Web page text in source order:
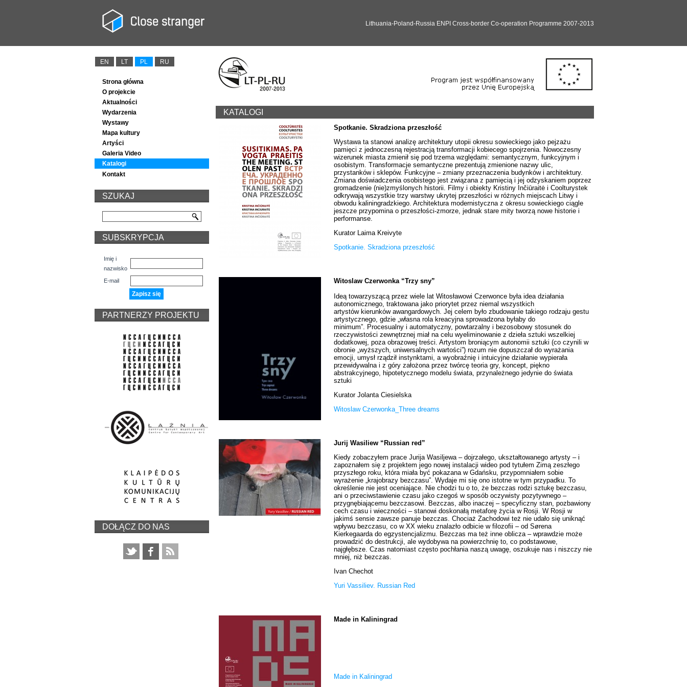
Lithuania-Poland-Russia ENPI Cross-border Co-operation Programme 2007-2013
EN LT PL RU
Strona główna
O projekcie
Aktualności
Wydarzenia
Wystawy
Mapa kultury
Artyści
Galeria Video
Katalogi
Kontakt
SZUKAJ
SUBSKRYPCJA
Imię i
nazwisko
E-mail
PARTNERZY PROJEKTU
DOŁĄCZ DO NAS
KATALOGI
Spotkanie. Skradziona przeszłość
Wystawa ta stanowi analizę architektury utopii okresu sowieckiego jako pejzażu
pamięci z jednoczesną rejestracją transformacji kobiecego spojrzenia. Nowoczesny
wizerunek miasta zmienił się pod trzema względami: semantycznym, funkcyjnym i
osobistym. Transformacje semantyczne prezentują zmienione nazwy ulic,
przystanków i sklepów. Funkcyjne – zmiany przeznaczenia budynków i architektury.
Zmiana doświadczenia osobistego jest związana z pamięcią i jej odzyskaniem poprzez
gromadzenie (nie)zmyślonych historii. Filmy i obiekty Kristiny Inčiūraitė i Coolturystek
odkrywają wszystkie trzy warstwy ukrytej przeszłości w różnych miejscach Litwy i
obwodu kaliningradzkiego. Architektura modernistyczna z okresu sowieckiego ciągle
jeszcze przypomina o przeszłości-zmorze, jednak stare mity tworzą nowe historie i
performanse.
Kurator Laima Kreivyte
Spotkanie. Skradziona przeszłość
Witoslaw Czerwonka “Trzy sny”
Ideą towarzyszącą przez wiele lat Witosławowi Czerwonce była idea działania
autonomicznego, traktowana jako priorytet przez niemal wszystkich
artystów kierunków awangardowych. Jej celem było zbudowanie takiego rodzaju gestu
artystycznego, gdzie „własna rola kreacyjna sprowadzona byłaby do
minimum”. Procesualny i automatyczny, powtarzalny i bezosobowy stosunek do
rzeczywistości zewnętrznej miał na celu wyeliminowanie z dzieła sztuki wszelkiej
dodatkowej, poza obrazowej treści. Artystom broniącym autonomii sztuki (co czynili w
obronie „wyższych, uniwersalnych wartości”) rozum nie dopuszczał do wyrażania
emocji, umysł rządził instynktami, a wyobraźnię i intuicyjne działanie wypierała
przewidywalna i z góry założona przez twórcę teoria gry, koncept, piękno
abstrakcyjnego, hipotetycznego modelu świata, przynależnego jedynie do świata
sztuki
Kurator Jolanta Ciesielska
Witoslaw Czerwonka_Three dreams
Jurij Wasiliew “Russian red”
Kiedy zobaczyłem prace Jurija Wasiljewa – dojrzałego, ukształtowanego artysty – i
zapoznałem się z projektem jego nowej instalacji wideo pod tytułem Zimą zeszłego
przyszłego roku, która miała być pokazana w Gdańsku, przypomniałem sobie
wyrażenie „krajobrazy bezczasu”. Wydaje mi się ono istotne w tym przypadku. To
określenie nie jest oceniające. Nie chodzi tu o to, że bezczas rodzi sztukę bezczasu,
ani o przeciwstawienie czasu jako czegoś w sposób oczywisty pozytywnego –
przygnębiającemu bezczasowi. Bezczas, albo inaczej – specyficzny stan, pozbawiony
cech czasu i wieczności – stanowi doskonałą metaforę życia w Rosji. W Rosji w
jakimś sensie zawsze panuje bezczas. Chociaż Zachodowi też nie udało się uniknąć
wpływu bezczasu, co w XX wieku znalazło odbicie w filozofii – od Sørena
Kierkegaarda do egzystencjalizmu. Bezczas ma też inne oblicza – wprawdzie może
prowadzić do destrukcji, ale wydobywa na powierzchnię to, co podstawowe,
najgłębsze. Czas natomiast często pochłania naszą uwagę, oszukuje nas i niszczy nie
mniej, niż bezczas.
Ivan Chechot
Yuri Vassiliev. Russian Red
Made in Kaliningrad
Made in Kaliningrad